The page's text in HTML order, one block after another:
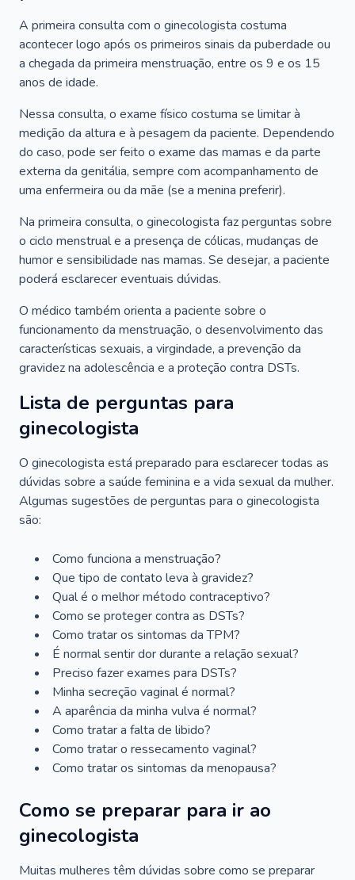
A primeira consulta com o ginecologista costuma
acontecer logo após os primeiros sinais da puberdade ou
a chegada da primeira menstruação, entre os 9 e os 15
anos de idade.
Nessa consulta, o exame físico costuma se limitar à
medição da altura e à pesagem da paciente. Dependendo
do caso, pode ser feito o exame das mamas e da parte
externa da genitália, sempre com acompanhamento de
uma enfermeira ou da mãe (se a menina preferir).
Na primeira consulta, o ginecologista faz perguntas sobre
o ciclo menstrual e a presença de cólicas, mudanças de
humor e sensibilidade nas mamas. Se desejar, a paciente
poderá esclarecer eventuais dúvidas.
O médico também orienta a paciente sobre o
funcionamento da menstruação, o desenvolvimento das
características sexuais, a virgindade, a prevenção da
gravidez na adolescência e a proteção contra DSTs.
Lista de perguntas para
ginecologista
O ginecologista está preparado para esclarecer todas as
dúvidas sobre a saúde feminina e a vida sexual da mulher.
Algumas sugestões de perguntas para o ginecologista
são:
Como funciona a menstruação?
Que tipo de contato leva à gravidez?
Qual é o melhor método contraceptivo?
Como se proteger contra as DSTs?
Como tratar os sintomas da TPM?
É normal sentir dor durante a relação sexual?
Preciso fazer exames para DSTs?
Minha secreção vaginal é normal?
A aparência da minha vulva é normal?
Como tratar a falta de libido?
Como tratar o ressecamento vaginal?
Como tratar os sintomas da menopausa?
Como se preparar para ir ao
ginecologista
Muitas mulheres têm dúvidas sobre como se preparar